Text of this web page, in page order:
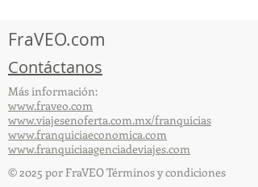
FraVEO.com
Contáctanos
Más información:
www.fraveo.com
www.viajesenoferta.com.mx/franquicias
www.franquiciaeconomica.com
www.franquiciaagenciadeviajes.com
© 2025 por FraVEO Términos y condiciones